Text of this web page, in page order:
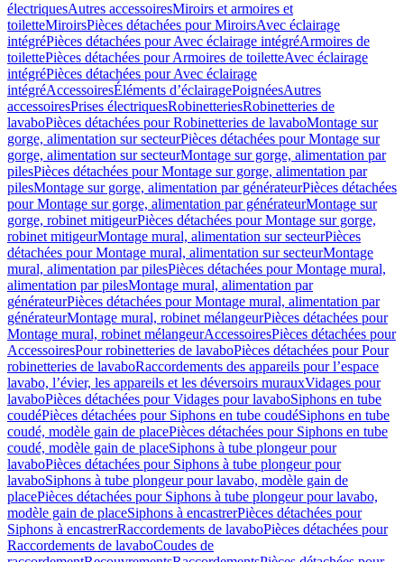
électriquesAutres accessoiresMiroirs et armoires et
toiletteMiroirsPièces détachées pour MiroirsAvec éclairage
intégréPièces détachées pour Avec éclairage intégréArmoires de
toilettePièces détachées pour Armoires de toiletteAvec éclairage
intégréPièces détachées pour Avec éclairage
intégréAccessoiresÉléments d’éclairagePoignéesAutres
accessoiresPrises électriquesRobinetteriesRobinetteries de
lavaboPièces détachées pour Robinetteries de lavaboMontage sur
gorge, alimentation sur secteurPièces détachées pour Montage sur
gorge, alimentation sur secteurMontage sur gorge, alimentation par
pilesPièces détachées pour Montage sur gorge, alimentation par
pilesMontage sur gorge, alimentation par générateurPièces détachées
pour Montage sur gorge, alimentation par générateurMontage sur
gorge, robinet mitigeurPièces détachées pour Montage sur gorge,
robinet mitigeurMontage mural, alimentation sur secteurPièces
détachées pour Montage mural, alimentation sur secteurMontage
mural, alimentation par pilesPièces détachées pour Montage mural,
alimentation par pilesMontage mural, alimentation par
générateurPièces détachées pour Montage mural, alimentation par
générateurMontage mural, robinet mélangeurPièces détachées pour
Montage mural, robinet mélangeurAccessoiresPièces détachées pour
AccessoiresPour robinetteries de lavaboPièces détachées pour Pour
robinetteries de lavaboRaccordements des appareils pour l’espace
lavabo, l’évier, les appareils et les déversoirs murauxVidages pour
lavaboPièces détachées pour Vidages pour lavaboSiphons en tube
coudéPièces détachées pour Siphons en tube coudéSiphons en tube
coudé, modèle gain de placePièces détachées pour Siphons en tube
coudé, modèle gain de placeSiphons à tube plongeur pour
lavaboPièces détachées pour Siphons à tube plongeur pour
lavaboSiphons à tube plongeur pour lavabo, modèle gain de
placePièces détachées pour Siphons à tube plongeur pour lavabo,
modèle gain de placeSiphons à encastrerPièces détachées pour
Siphons à encastrerRaccordements de lavaboPièces détachées pour
Raccordements de lavaboCoudes de